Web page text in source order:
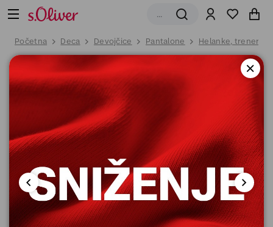
Početna Deca Devojčice Pantalone Helanke, trenerke